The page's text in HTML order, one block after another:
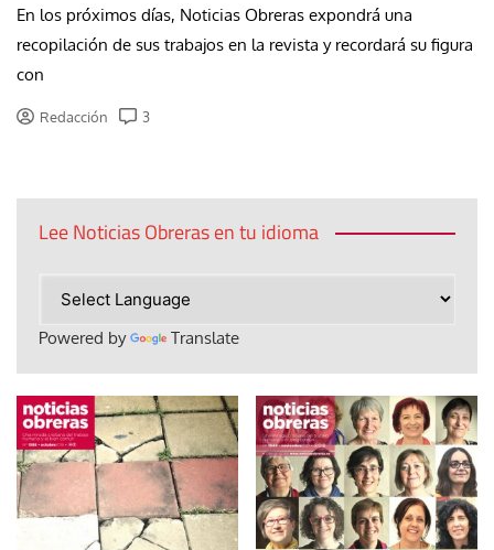
En los próximos días, Noticias Obreras expondrá una
recopilación de sus trabajos en la revista y recordará su figura
con
Redacción 3
Lee Noticias Obreras en tu idioma
Powered by Translate